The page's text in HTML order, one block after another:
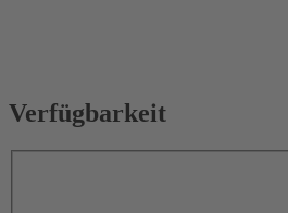
Verfügbarkeit